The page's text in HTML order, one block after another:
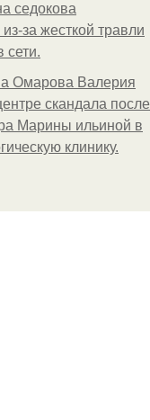
седокова
за жесткой травли
сети.
Омарова Валерия
скандала после
Марины ильиной в
клинику.